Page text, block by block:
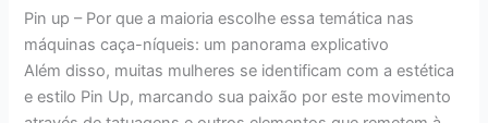
Pin up – Por que a maioria escolhe essa temática nas
máquinas caça-níqueis: um panorama explicativo
Além disso, muitas mulheres se identificam com a estética
e estilo Pin Up, marcando sua paixão por este movimento